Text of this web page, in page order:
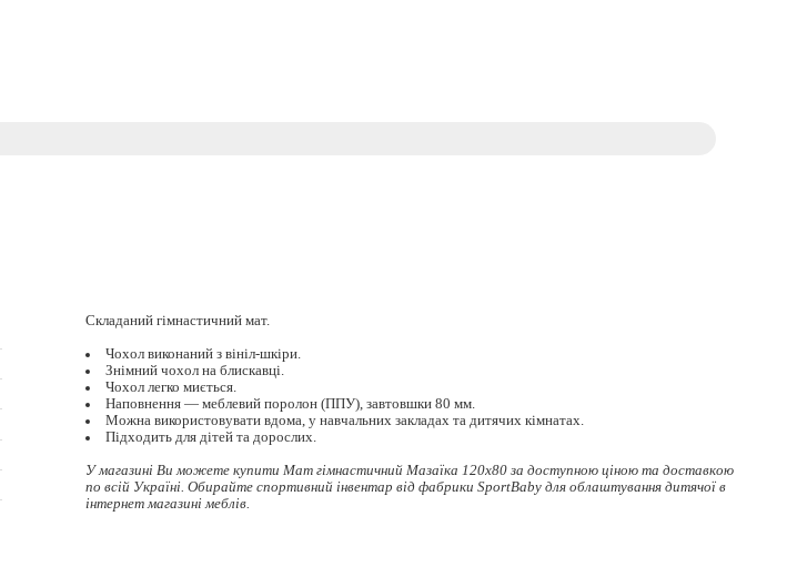
Складаний гімнастичний мат.
Чохол виконаний з вініл-шкіри.
Знімний чохол на блискавці.
Чохол легко миється.
Наповнення — меблевий поролон (ППУ), завтовшки 80 мм.
Можна використовувати вдома, у навчальних закладах та дитячих кімнатах.
Підходить для дітей та дорослих.
У магазині Ви можете купити Мат гімнастичний Мазаїка 120х80 за доступною ціною та доставкою
по всій Україні. Обирайте спортивний інвентарвід фабрики SportBaby для облаштування дитячої в
інтернет магазині меблів.